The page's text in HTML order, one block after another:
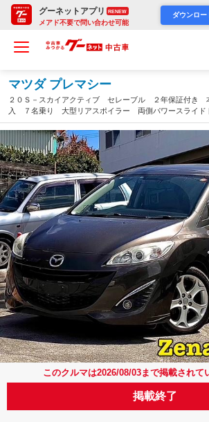
グーネットアプリ RENEW
メアド不要で問い合わせ可能
ダウンロー
マツダ プレマシー
２０Ｓ－スカイアクティブ セレーブル ２年保証付き
入 ７名乗り 大型リアスポイラー 両側パワースライ
ックカメラ ドライブレコーダー 革巻きステアリング
キー ＢＬＵＥＴＯＯＴＨ 純正１７インチアルミホイー
県）
このクルマは2026/08/03まで掲載されて
掲載終了